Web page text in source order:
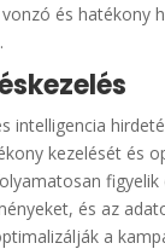
és hatékony
intelligencia
kezelését és
figyelik
és az
a